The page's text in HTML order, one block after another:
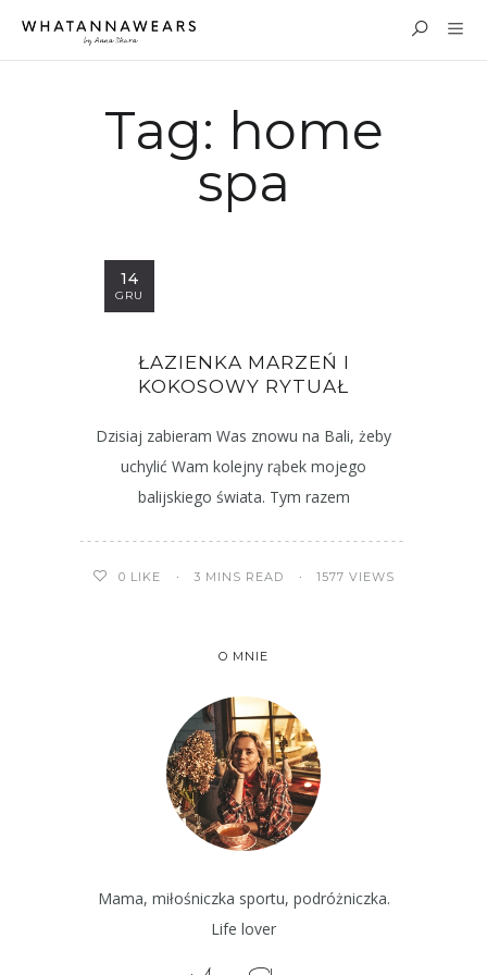
Tag: home
spa
14
GRU
ŁAZIENKA MARZEŃ I
KOKOSOWY RYTUAŁ
Dzisiaj zabieram Was znowu na Bali, żeby
uchylić Wam kolejny rąbek mojego
balijskiego świata. Tym razem
0 LIKE 3 MINS READ 1577 VIEWS
O MNIE
Mama, miłośniczka sportu, podróżniczka.
Life lover